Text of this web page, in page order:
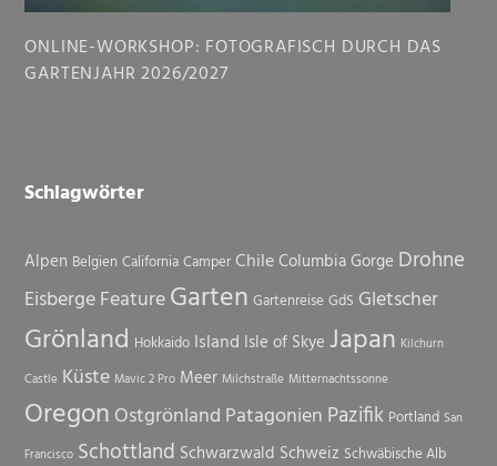
ONLINE-WORKSHOP: FOTOGRAFISCH DURCH DAS
GARTENJAHR 2026/2027
Schlagwörter
Alpen Belgien California Camper ChileColumbia Gorge Drohne
EisbergeFeatureGarten Gartenreise GdS Gletscher
Grönland Hokkaido Island Isle of Skye Japan Kilchurn
Castle Küste Mavic 2 Pro Meer Milchstraße Mitternachtssonne
Oregon Ostgrönland Patagonien Pazifik Portland San
Francisco Schottland Schwarzwald Schweiz Schwäbische Alb